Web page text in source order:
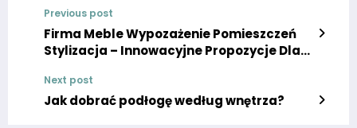
Previous post
Firma Meble Wypozażenie Pomieszczeń
Stylizacja – Innowacyjne Propozycje Dla
Next post
Jak dobrać podłogę według wnętrza?